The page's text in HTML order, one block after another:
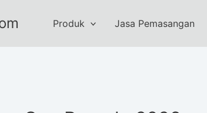
Produk Jasa Pemasangan